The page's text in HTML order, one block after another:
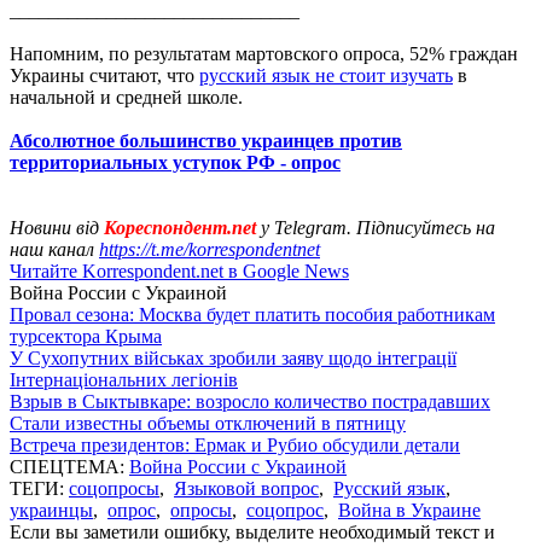
Напомним, по результатам мартовского опроса, 52% граждан
Украины считают, что русский язык не стоит изучать в
начальной и средней школе.
Абсолютное большинство украинцев против
территориальных уступок РФ - опрос
Новини від Кореспондент.netу Telegram. Підписуйтесь на
наш канал https://t.me/korrespondentnet
Читайте Korrespondent.net в Google News
Война России с Украиной
Провал сезона: Москва будет платить пособия работникам
турсектора Крыма
У Сухопутних військах зробили заяву щодо інтеграції
Інтернаціональних легіонів
Взрыв в Сыктывкаре: возросло количество пострадавших
Стали известны объемы отключений в пятницу
Встреча президентов: Ермак и Рубио обсудили детали
СПЕЦТЕМА: Война России с Украиной
ТЕГИ: соцопросы, Языковой вопрос, Русский язык,
украинцы, опрос, опросы, соцопрос, Война в Украине
Если вы заметили ошибку, выделите необходимый текст и